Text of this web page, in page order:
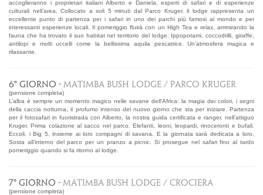
accoglieranno i proprietari italiani Alberto e Daniela, esperti di safari e di esperienze
culturali nell’area. Collocato a soli 5 minuti dal Parco Kruger, il lodge rappresenta un
eccellente punto di partenza per i safari in uno dei parchi più famosi al mondo e per
interessanti esperienze locali. Il pomeriggio fluirà con un High Tea e relax, ammirando la
fauna che ha trovato il suo habitat nel territorio del lodge: Ippopotami, coccodrilli, giraffe,
antilopi e molti uccelli come la bellissima aquila pescatrice. Un’atmosfera magica e
rilassante.
6° GIORNO - MATIMBA BUSH LODGE / PARCO KRUGER
(pensione completa)
L’alba è sempre un momento magico nelle savane dell’Africa: la magia dei colori, i segni
della caccia notturna, il profumo intenso del nuovo giorno che sta per iniziare. Partenza
per il fotosafari in fuoristrada con Alberto, la nostra guida certificata e ranger, nell’attiguo
Kruger. Prima colazione al sacco nel parco. Elefanti, leoni, leopardi, rinoceronti e bufali.
Eccoli, i Big 5, insieme ai loro compagni di savana. E la giornata sarà dedicata a loro,
Sosta all’interno del parco per un pranzo a picnic. Si prosegue nel safari fino al tardo
pomeriggio quando si fa ritorno al lodge.
7° GIORNO - MATIMBA BUSH LODGE / CROCIERA
(pensione completa)